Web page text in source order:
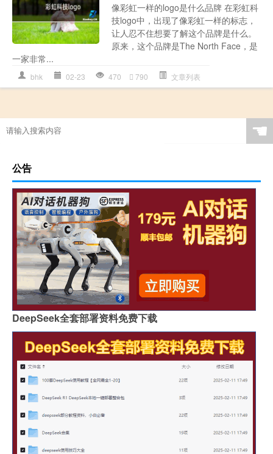
像彩虹一样的logo是什么品牌 在彩虹科
技logo中，出现了像彩虹一样的标志，
让人忍不住想要了解这个品牌是什么。
原来，这个品牌是The North Face，是
一家非常...
bhk 02-23 470 790 文章列表
☚
公告
DeepSeek全套部署资料免费下载